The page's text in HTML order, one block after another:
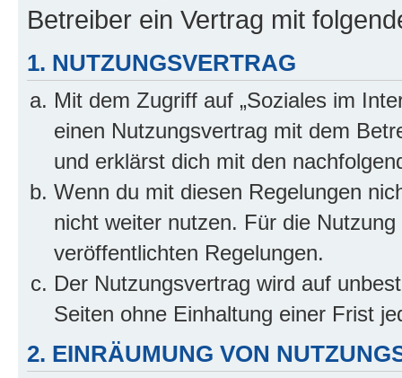
Betreiber ein Vertrag mit
1. NUTZUNGSVERTRAG
Mit dem Zugriff auf „Soziales im
einen Nutzungsvertrag mit dem
und erklärst dich mit den
Wenn du mit diesen Regelungen
nicht weiter nutzen. Für die
veröffentlichten Regelungen.
Der Nutzungsvertrag wird auf
Seiten ohne Einhaltung einer Frist
2. EINRÄUMUNG VON